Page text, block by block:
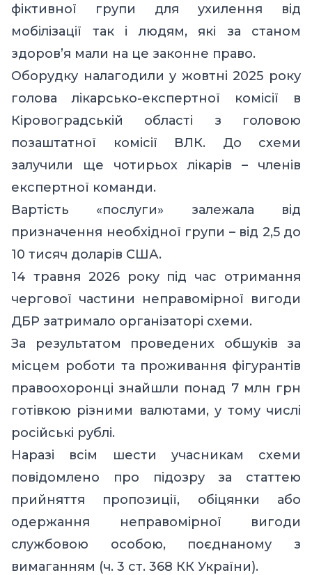
фіктивної групи для ухилення від
мобілізації так і людям, які за станом
здоров’я мали на це законне право.
Оборудку налагодили у жовтні 2025 року
голова лікарсько-експертної комісії в
Кіровоградській області з головою
позаштатної комісії ВЛК. До схеми
залучили ще чотирьох лікарів – членів
експертної команди.
Вартість «послуги» залежала від
призначення необхідної групи – від 2,5 до
10 тисяч доларів США.
14 травня 2026 року під час отримання
чергової частини неправомірної вигоди
ДБР затримало організаторі схеми.
За результатом проведених обшуків за
місцем роботи та проживання фігурантів
правоохоронці знайшли понад 7 млн грн
готівкою різними валютами, у тому числі
російські рублі.
Наразі всім шести учасникам схеми
повідомлено про підозру за статтею
прийняття пропозиції, обіцянки або
одержання неправомірної вигоди
службовою особою, поєднаному з
вимаганням (ч. 3 ст. 368 КК України).